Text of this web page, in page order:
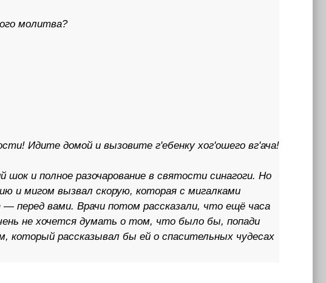
молитва?
Идите домой и вызовите г'ебенку хог'ошего вг'ача!
и полное разочарование в святости синагоги. Но
и мигом вызвал скорую, которая с мигалками
перед вами. Врачи потом рассказали, что ещё часа
не хочется думать о том, что было бы, попади
который рассказывал бы ей о спасительных чудесах